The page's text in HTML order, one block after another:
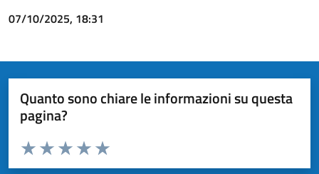
07/10/2025, 18:31
Quanto sono chiare le informazioni su questa
pagina?
Valuta da 1 a 5 stelle la pagina
Valuta 5 stelle su 5
Valuta 4 stelle su 5
Valuta 3 stelle su 5
Valuta 2 stelle su 5
Valuta 1 stelle su 5